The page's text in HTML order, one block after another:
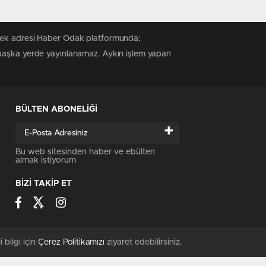
adresi Haber Odak platformunda;
yerde yayınlanamaz. Aykırı işlem yapan
BÜLTEN ABONELİĞİ
+
Bu web sitesinden haber ve ebülten
almak istiyorum
BİZİ TAKİP ET
bilgi için Çerez Politikamızı ziyaret edebilirsiniz.